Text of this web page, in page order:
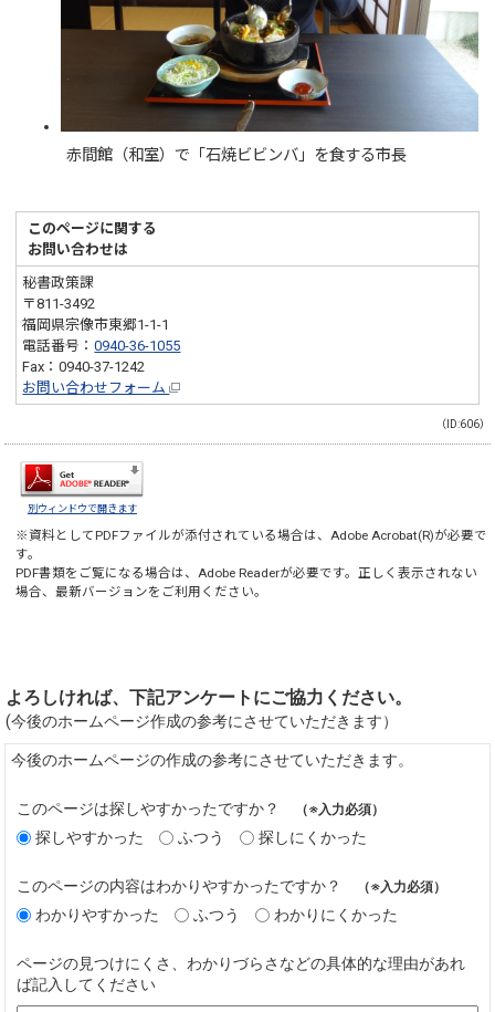
赤間館（和室）で「石焼ビビンバ」を食する市長
このページに関する
お問い合わせは
秘書政策課
〒811-3492
福岡県宗像市東郷1-1-1
電話番号：0940-36-1055
Fax：0940-37-1242
お問い合わせフォーム
（ID:606）
別ウィンドウで開きます
※資料としてPDFファイルが添付されている場合は、Adobe Acrobat(R)が必要で
す。
PDF書類をご覧になる場合は、Adobe Readerが必要です。正しく表示されない
場合、最新バージョンをご利用ください。